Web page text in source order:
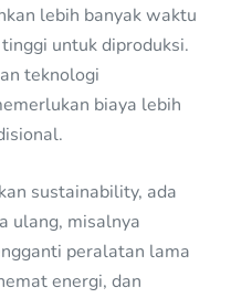
lebih banyak waktu
untuk diproduksi.
teknologi
biaya lebih
sustainability, ada
ulang, misalnya
peralatan lama
energi, dan